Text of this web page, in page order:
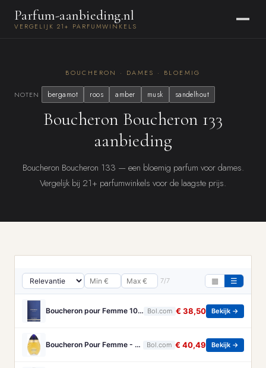
Parfum-aanbieding.nl
VERGELIJK 21+ PARFUMWINKELS
BOUCHERON · DAMES · BLOEMIG
NOTEN bergamot roos amber musk sandelhout
Boucheron Boucheron 133
aanbieding
Boucheron Boucheron 133 — een bloemig parfum voor dames.
Vergelijk bij 21+ parfumwinkels voor de laagste prijs.
7/7 ▦ ☰
Boucheron pour Femme 100 ml Eau de Parfum - Damesparfum Bol.com € 38,50 Bekijk →
Boucheron Pour Femme - 100ml - Eau de toilette Bol.com € 40,49 Bekijk →